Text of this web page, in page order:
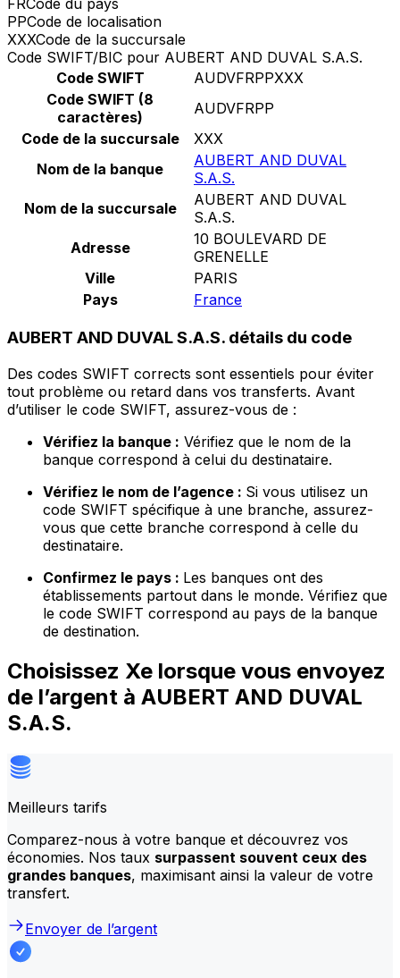
PPCode de localisation
XXXCode de la succursale
Code SWIFT/BIC pour AUBERT AND DUVAL S.A.S.
Code SWIFT
AUDVFRPPXXX
Code SWIFT (8
caractères)
AUDVFRPP
Code de la succursale
XXX
Nom de la banque
AUBERT AND DUVAL
S.A.S.
Nom de la succursale
AUBERT AND DUVAL
S.A.S.
Adresse
10 BOULEVARD DE
GRENELLE
Ville
PARIS
Pays
France
AUBERT AND DUVAL S.A.S. détails du code
Des codes SWIFT corrects sont essentiels pour éviter
tout problème ou retard dans vos transferts. Avant
d’utiliser le code SWIFT, assurez-vous de :
Vérifiez la banque : Vérifiez que le nom de la
banque correspond à celui du destinataire.
Vérifiez le nom de l’agence : Si vous utilisez un
code SWIFT spécifique à une branche, assurez-
vous que cette branche correspond à celle du
destinataire.
Confirmez le pays : Les banques ont des
établissements partout dans le monde. Vérifiez que
le code SWIFT correspond au pays de la banque
de destination.
Choisissez Xe lorsque vous envoyez
de l’argent à AUBERT AND DUVAL
S.A.S.
Meilleurs tarifs
Comparez-nous à votre banque et découvrez vos
économies. Nos taux surpassent souvent ceux des
grandes banques, maximisant ainsi la valeur de votre
transfert.
Envoyer de l’argent